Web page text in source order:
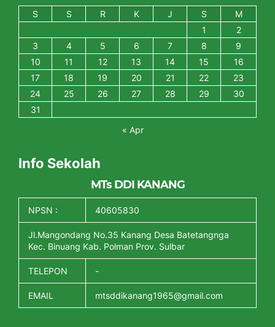
S S R K J S
M
1
2
3
4 5 6 7 8
9
10
11 12 13 14 15
16
17
18 19 20 21 22
23
24
25 26 27 28 29
30
31
« Apr
Info Sekolah
MTs DDI KANANG
NPSN : 40605830
Jl.Mangondang No.35 Kanang Desa Batetangnga
Kec. Binuang Kab. Polman Prov. Sulbar
TELEPON -
EMAIL mtsddikanang1965@gmail.com